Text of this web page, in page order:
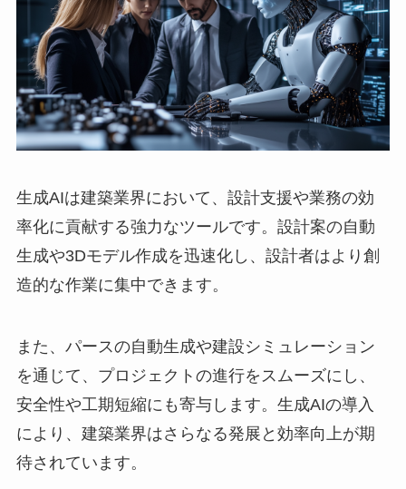
生成AIは建築業界において、設計支援や業務の効
率化に貢献する強力なツールです。設計案の自動
生成や3Dモデル作成を迅速化し、設計者はより創
造的な作業に集中できます。
​また、パースの自動生成や建設シミュレーション
を通じて、プロジェクトの進行をスムーズにし、
安全性や工期短縮にも寄与します。生成AIの導入
により、建築業界はさらなる発展と効率向上が期
待されています。